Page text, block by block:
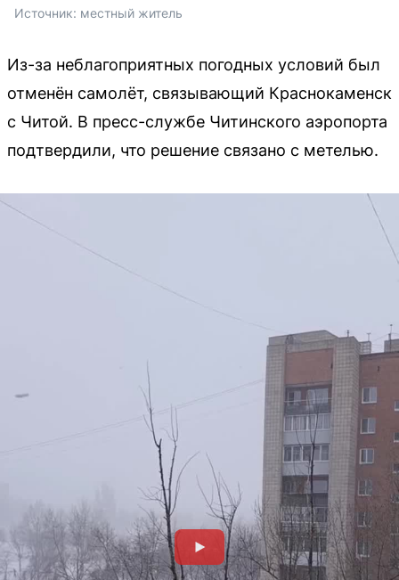
Источник: местный житель
Из-за неблагоприятных погодных условий был
отменён самолёт, связывающий Краснокаменск
с Читой. В пресс-службе Читинского аэропорта
подтвердили, что решение связано с метелью.